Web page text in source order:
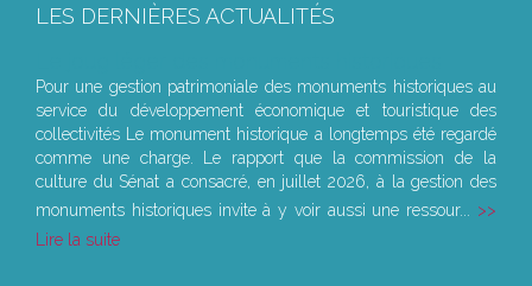
LES DERNIÈRES ACTUALITÉS
Pour une gestion patrimoniale des monuments historiques au
service du développement économique et touristique des
collectivités Le monument historique a longtemps été regardé
comme une charge. Le rapport que la commission de la
culture du Sénat a consacré, en juillet 2026, à la gestion des
monuments historiques invite à y voir aussi une ressour...
Lire la suite